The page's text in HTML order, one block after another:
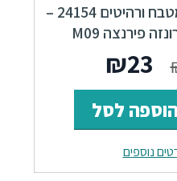
ידיות כפתור למטבח ורהיטים 24154 –
55 מ"מ ברונזה פירנצה M09
המחיר
המקורי
היה:
₪28.
₪23
הנוכחי
הוא:
₪23.
הוספה לסל
נוספים